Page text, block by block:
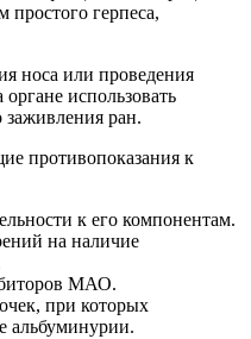
герпеса,
носа или проведения
использовать
заживления ран.
противопоказания к
к его компонентам.
на наличие
МАО.
при которых
альбуминурии.